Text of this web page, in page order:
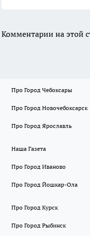
Комментарии на этой
Про Город Чебоксары
Про Город Новочебоксарск
Про Город Ярославль
Наша Газета
Про Город Иваново
Про Город Йошкар-Ола
Про Город Курск
Про Город Рыбинск